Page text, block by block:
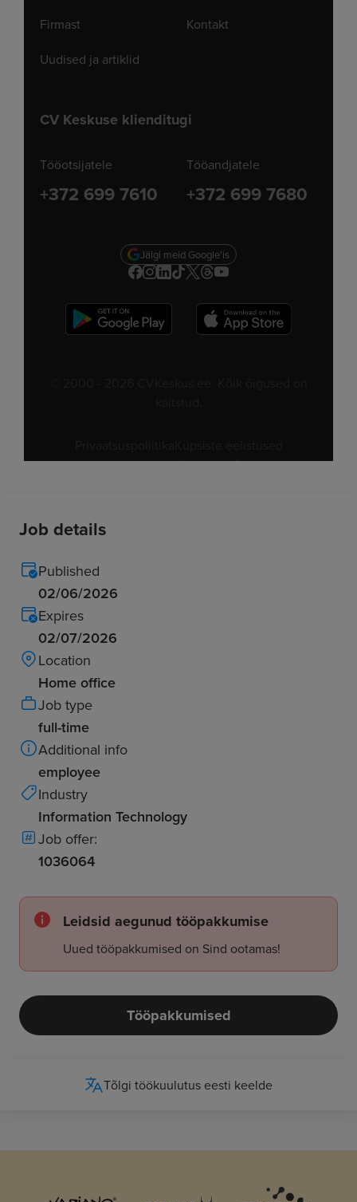
Job details
Published
02/06/2026
Expires
02/07/2026
Location
Home office
Job type
full-time
Additional info
employee
Industry
Information Technology
Job offer:
1036064
Leidsid aegunud tööpakkumise
Uued tööpakkumised on Sind ootamas!
Tööpakkumised
Tõlgi töökuulutus eesti keelde